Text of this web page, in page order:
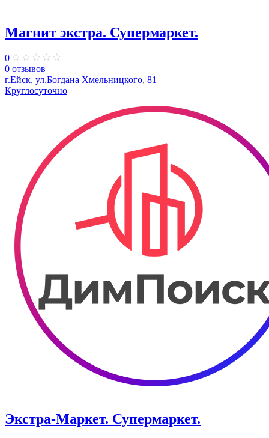
Магнит экстра. Супермаркет.
0
0 отзывов
г.Ейск, ул.Богдана Хмельницкого, 81
Круглосуточно
Экстра-Маркет. Супермаркет.